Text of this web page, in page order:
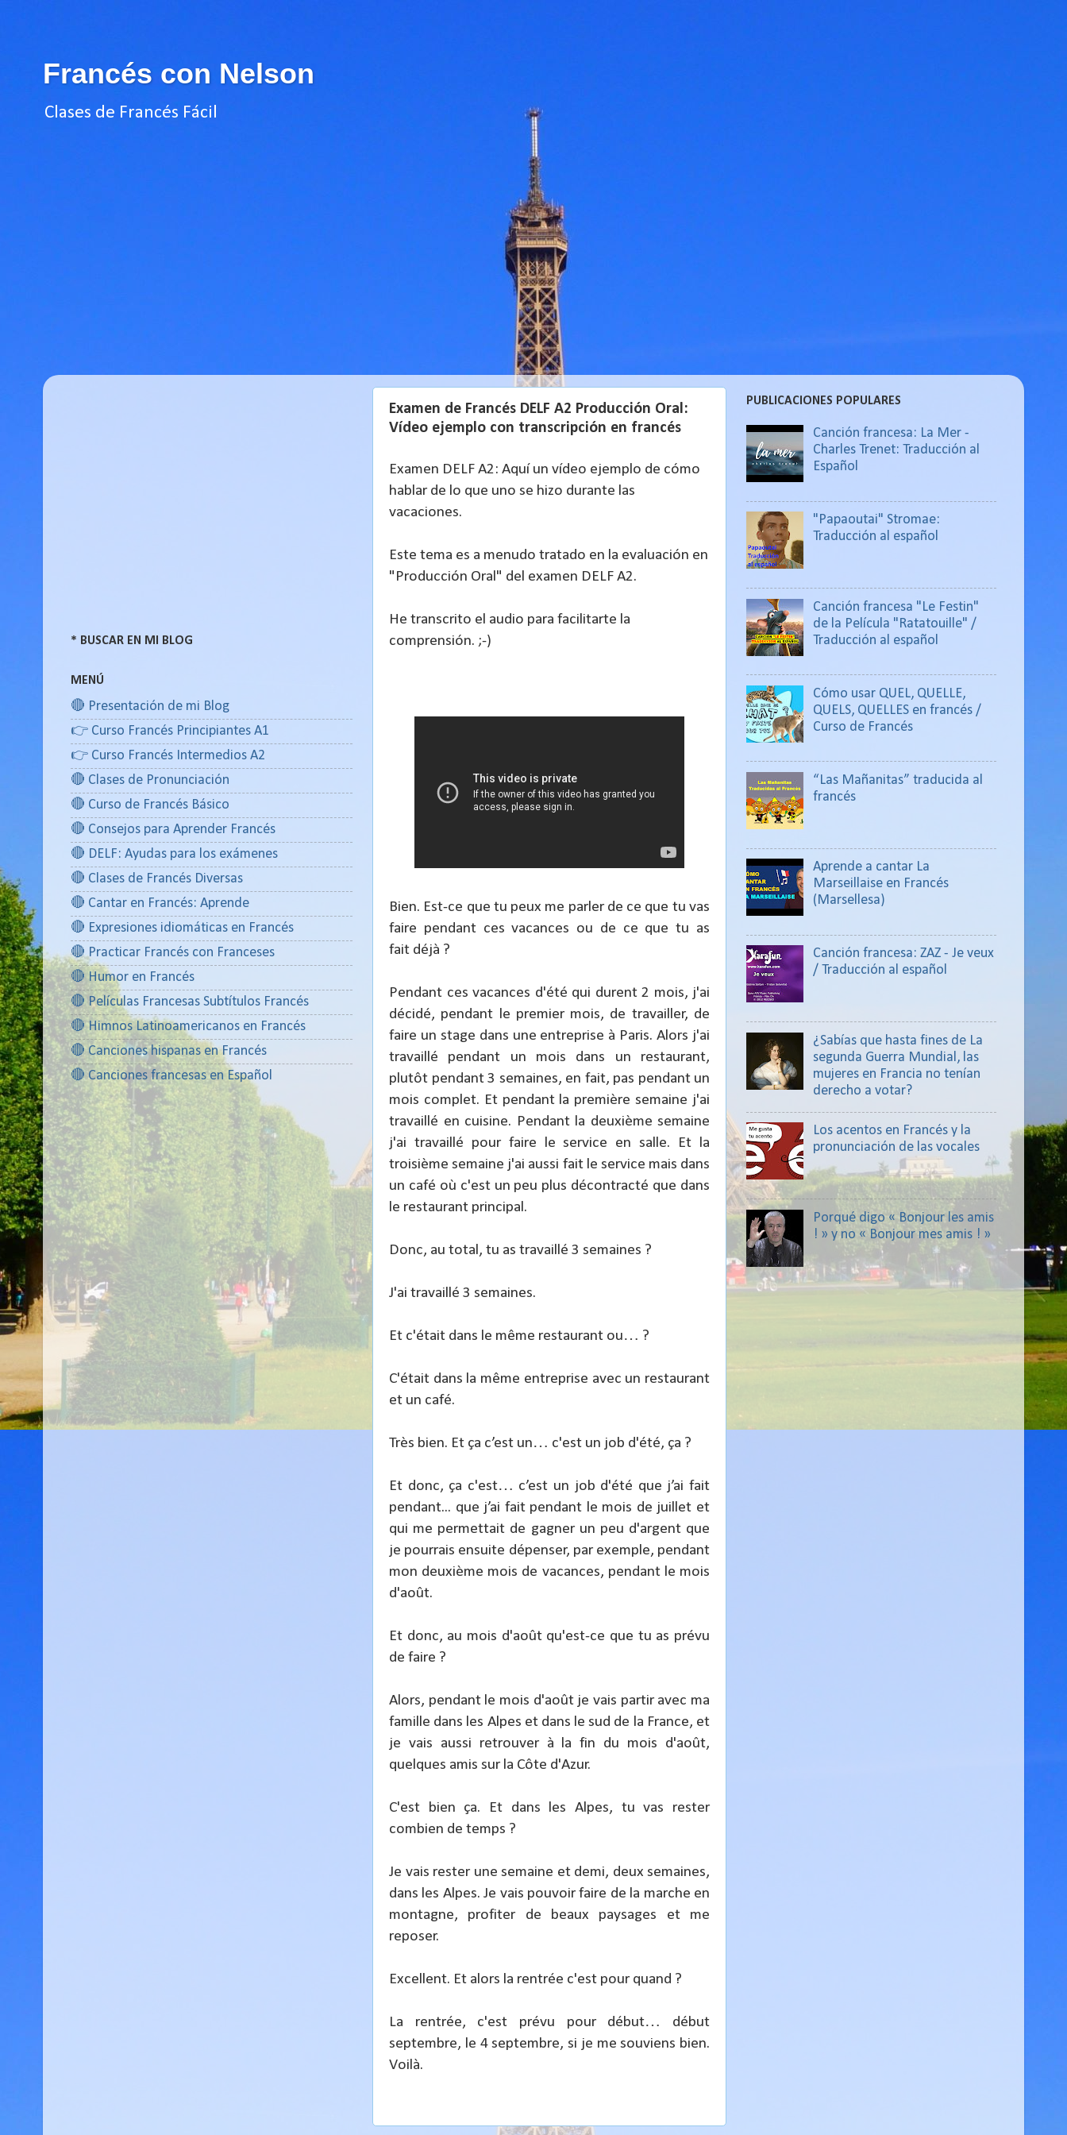
Francés con Nelson
Clases de Francés Fácil
Examen de Francés DELF A2 Producción Oral:
Vídeo ejemplo con transcripción en francés
Examen DELF A2: Aquí un vídeo ejemplo de cómo
hablar de lo que uno se hizo durante las
vacaciones.
Este tema es a menudo tratado en la evaluación en
"Producción Oral" del examen DELF A2.
He transcrito el audio para facilitarte la
comprensión. ;-)
Bien. Est-ce que tu peux me parler de ce que tu vas
faire pendant ces vacances ou de ce que tu as
fait déjà ?
Pendant ces vacances d'été qui durent 2 mois, j'ai
décidé, pendant le premier mois, de travailler, de
faire un stage dans une entreprise à Paris. Alors j'ai
travaillé pendant un mois dans un restaurant,
plutôt pendant 3 semaines, en fait, pas pendant un
mois complet. Et pendant la première semaine j'ai
travaillé en cuisine. Pendant la deuxième semaine
j'ai travaillé pour faire le service en salle. Et la
troisième semaine j'ai aussi fait le service mais dans
un café où c'est un peu plus décontracté que dans
le restaurant principal.
Donc, au total, tu as travaillé 3 semaines ?
J'ai travaillé 3 semaines.
Et c'était dans le même restaurant ou… ?
C'était dans la même entreprise avec un restaurant
et un café.
Très bien. Et ça c’est un… c'est un job d'été, ça ?
Et donc, ça c'est… c’est un job d'été que j’ai fait
pendant... que j’ai fait pendant le mois de juillet et
qui me permettait de gagner un peu d'argent que
je pourrais ensuite dépenser, par exemple, pendant
mon deuxième mois de vacances, pendant le mois
d'août.
Et donc, au mois d'août qu'est-ce que tu as prévu
de faire ?
Alors, pendant le mois d'août je vais partir avec ma
famille dans les Alpes et dans le sud de la France, et
je vais aussi retrouver à la fin du mois d'août,
quelques amis sur la Côte d'Azur.
C'est bien ça. Et dans les Alpes, tu vas rester
combien de temps ?
Je vais rester une semaine et demi, deux semaines,
dans les Alpes. Je vais pouvoir faire de la marche en
montagne, profiter de beaux paysages et me
reposer.
Excellent. Et alors la rentrée c'est pour quand ?
La rentrée, c'est prévu pour début… début
septembre, le 4 septembre, si je me souviens bien.
Voilà.
* BUSCAR EN MI BLOG
MENÚ
🔴 Presentación de mi Blog
👉 Curso Francés Principiantes A1
👉 Curso Francés Intermedios A2
🔴 Clases de Pronunciación
🔴 Curso de Francés Básico
🔴 Consejos para Aprender Francés
🔴 DELF: Ayudas para los exámenes
🔴 Clases de Francés Diversas
🔴 Cantar en Francés: Aprende
🔴 Expresiones idiomáticas en Francés
🔴 Practicar Francés con Franceses
🔴 Humor en Francés
🔴 Películas Francesas Subtítulos Francés
🔴 Himnos Latinoamericanos en Francés
🔴 Canciones hispanas en Francés
🔴 Canciones francesas en Español
PUBLICACIONES POPULARES
Canción francesa: La Mer -
Charles Trenet: Traducción al
Español
"Papaoutai" Stromae:
Traducción al español
Canción francesa "Le Festin"
de la Película "Ratatouille" /
Traducción al español
Cómo usar QUEL, QUELLE,
QUELS, QUELLES en francés /
Curso de Francés
“Las Mañanitas” traducida al
francés
Aprende a cantar La
Marseillaise en Francés
(Marsellesa)
Canción francesa: ZAZ - Je veux
/ Traducción al español
¿Sabías que hasta fines de La
segunda Guerra Mundial, las
mujeres en Francia no tenían
derecho a votar?
Los acentos en Francés y la
pronunciación de las vocales
Porqué digo « Bonjour les amis
! » y no « Bonjour mes amis ! »